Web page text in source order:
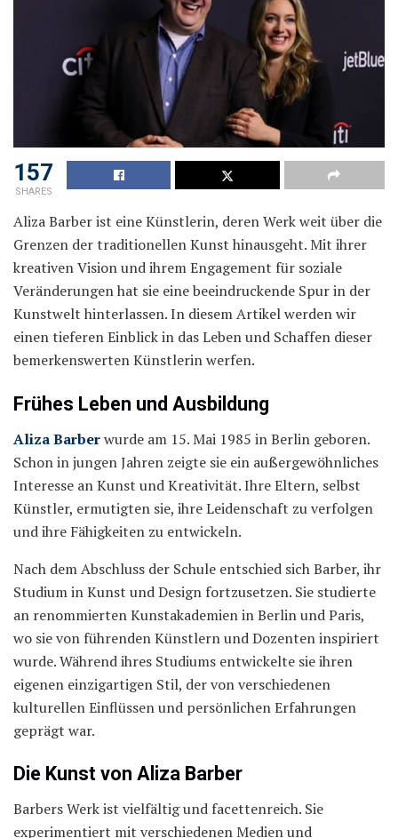
157
SHARES
Aliza Barber ist eine Künstlerin, deren Werk weit über die
Grenzen der traditionellen Kunst hinausgeht. Mit ihrer
kreativen Vision und ihrem Engagement für soziale
Veränderungen hat sie eine beeindruckende Spur in der
Kunstwelt hinterlassen. In diesem Artikel werden wir
einen tieferen Einblick in das Leben und Schaffen dieser
bemerkenswerten Künstlerin werfen.
Frühes Leben und Ausbildung
Aliza Barberwurde am 15. Mai 1985 in Berlin geboren.
Schon in jungen Jahren zeigte sie ein außergewöhnliches
Interesse an Kunst und Kreativität. Ihre Eltern, selbst
Künstler, ermutigten sie, ihre Leidenschaft zu verfolgen
und ihre Fähigkeiten zu entwickeln.
Nach dem Abschluss der Schule entschied sich Barber, ihr
Studium in Kunst und Design fortzusetzen. Sie studierte
an renommierten Kunstakademien in Berlin und Paris,
wo sie von führenden Künstlern und Dozenten inspiriert
wurde. Während ihres Studiums entwickelte sie ihren
eigenen einzigartigen Stil, der von verschiedenen
kulturellen Einflüssen und persönlichen Erfahrungen
geprägt war.
Die Kunst von Aliza Barber
Barbers Werk ist vielfältig und facettenreich. Sie
experimentiert mit verschiedenen Medien und